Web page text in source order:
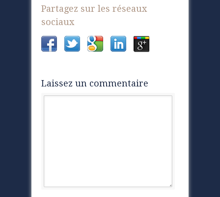
Partagez sur les réseaux
sociaux
Laissez un commentaire